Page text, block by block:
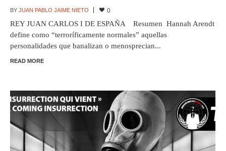
BY JUAN PABLO JAIME NIETO 0
REY JUAN CARLOS I DE ESPAÑA Resumen Hannah Arendt
define como “terroríficamente normales” aquellas
personalidades que banalizan o menosprecian...
READ MORE